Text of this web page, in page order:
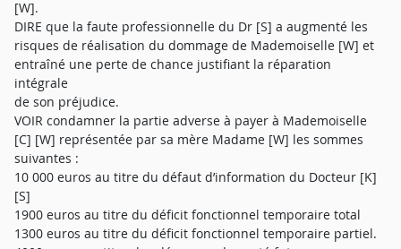
[W].
DIRE que la faute professionnelle du Dr [S] a augmenté les
risques de réalisation du dommage de Mademoiselle [W] et
entraîné une perte de chance justifiant la réparation
intégrale
de son préjudice.
VOIR condamner la partie adverse à payer à Mademoiselle
[C] [W] représentée par sa mère Madame [W] les sommes
suivantes :
10 000 euros au titre du défaut d’information du Docteur [K]
[S]
1900 euros au titre du déficit fonctionnel temporaire total
1300 euros au titre du déficit fonctionnel temporaire partiel.